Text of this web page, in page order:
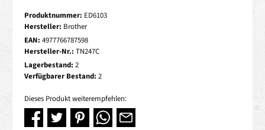
Produktnummer: ED6103
Hersteller: Brother
EAN: 4977766787598
Hersteller-Nr.: TN247C
Lagerbestand: 2
Verfügbarer Bestand: 2
Dieses Produkt weiterempfehlen: